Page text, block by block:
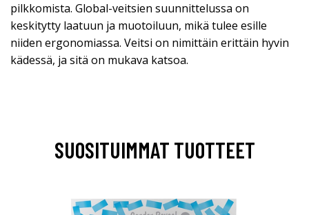
pilkkomista. Global-veitsien suunnittelussa on
keskitytty laatuun ja muotoiluun, mikä tulee esille
niiden ergonomiassa. Veitsi on nimittäin erittäin hyvin
kädessä, ja sitä on mukava katsoa.
SUOSITUIMMAT TUOTTEET